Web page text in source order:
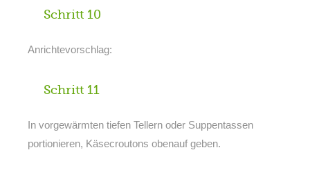
Schritt 10
Anrichtevorschlag:
Schritt 11
In vorgewärmten tiefen Tellern oder Suppentassen
portionieren, Käsecroutons obenauf geben.